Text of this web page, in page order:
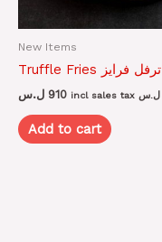
New Items
Truffle Fries ترفل فرايز
910 ل.س incl sales tax ل.س
Add to cart